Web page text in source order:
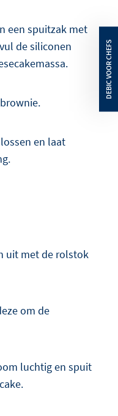
een spuitzak met
de siliconen
en laat
uit met de rolstok
om de
luchtig en spuit